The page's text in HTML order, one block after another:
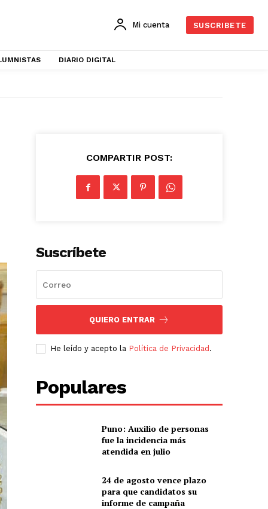
Mi cuenta SUSCRIBETE
DIARIO DIGITAL
COMPARTIR POST:
Suscríbete
QUIERO ENTRAR
He leído y acepto la Política de Privacidad .
Populares
Puno: Auxilio de personas
fue la incidencia más
atendida en julio
24 de agosto vence plazo
para que candidatos su
informe de campaña